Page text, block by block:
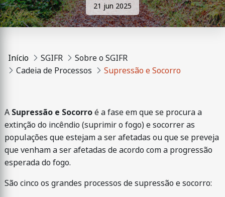
21 jun 2025
Início SGIFR
Sobre o SGIFR
Cadeia de Processos
Supressão e Socorro
A Supressão e Socorroé a fase em que se procura a
extinção do incêndio (suprimir o fogo) e socorrer as
populações que estejam a ser afetadas ou que se preveja
que venham a ser afetadas de acordo com a progressão
esperada do fogo.
São cinco os grandes processos de supressão e socorro: